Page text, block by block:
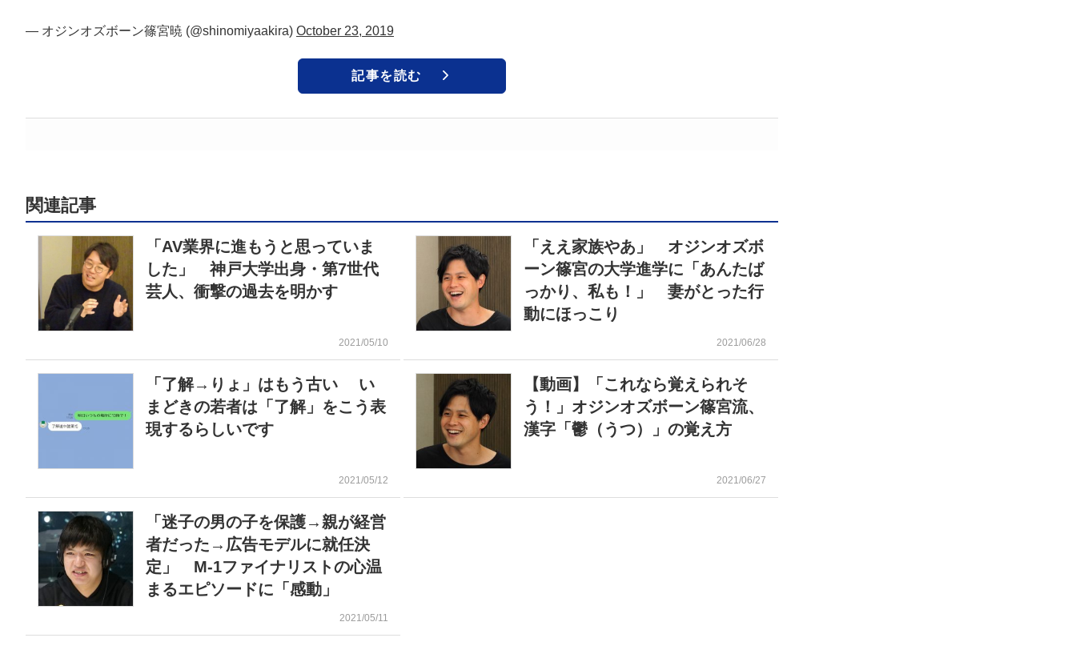
— オジンオズボーン篠宮暁 (@shinomiyaakira) October 23, 2019
記事を読む
関連記事
「AV業界に進もうと思っていま
した」 神戸大学出身・第7世代
芸人、衝撃の過去を明かす
2021/05/10
「ええ家族やあ」 オジンオズボ
ーン篠宮の大学進学に「あんたば
っかり、私も！」 妻がとった行
動にほっこり
2021/06/28
「了解→りょ」はもう古い い
まどきの若者は「了解」をこう表
現するらしいです
2021/05/12
【動画】「これなら覚えられそ
う！」オジンオズボーン篠宮流、
漢字「鬱（うつ）」の覚え方
2021/06/27
「迷子の男の子を保護→親が経営
者だった→広告モデルに就任決
定」 M-1ファイナリストの心温
まるエピソードに「感動」
2021/05/11